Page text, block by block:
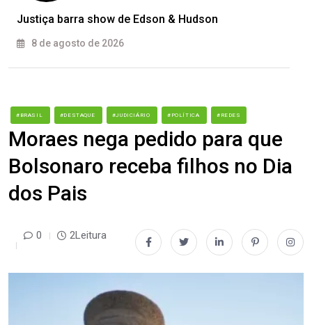
Justiça barra show de Edson & Hudson
8 de agosto de 2026
#BRASIL #DESTAQUE #JUDICIÁRIO #POLÍTICA #REDES
Moraes nega pedido para que
Bolsonaro receba filhos no Dia
dos Pais
0 2Leitura